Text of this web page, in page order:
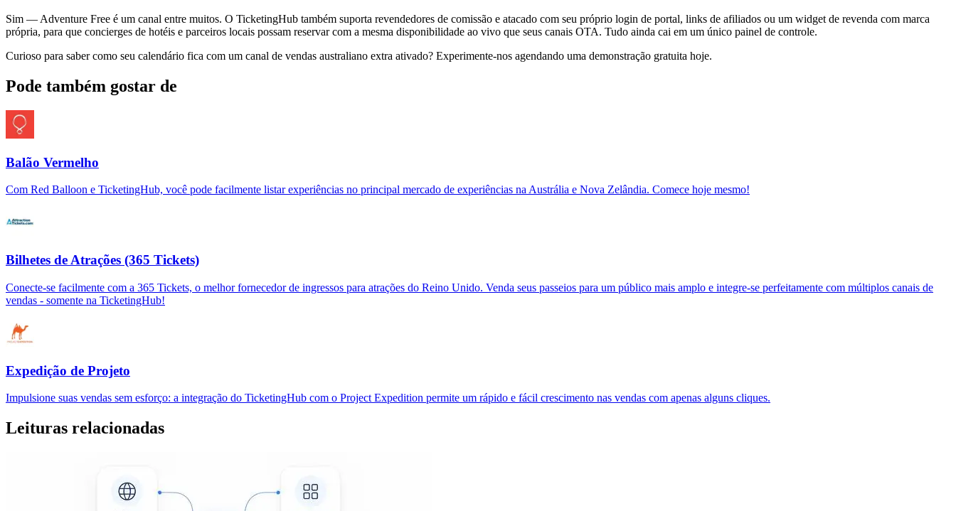
Sim — Adventure Free é um canal entre muitos. O TicketingHub também suporta revendedores de comissão e atacado com seu próprio login de portal, links de afiliados ou um widget de revenda com marca
própria, para que concierges de hotéis e parceiros locais possam reservar com a mesma disponibilidade ao vivo que seus canais OTA. Tudo ainda cai em um único painel de controle.
Curioso para saber como seu calendário fica com um canal de vendas australiano extra ativado? Experimente-nos agendando uma demonstração gratuita hoje.
Pode também gostar de
Balão Vermelho
Com Red Balloon e TicketingHub, você pode facilmente listar experiências no principal mercado de experiências na Austrália e Nova Zelândia. Comece hoje mesmo!
Bilhetes de Atrações (365 Tickets)
Conecte-se facilmente com a 365 Tickets, o melhor fornecedor de ingressos para atrações do Reino Unido. Venda seus passeios para um público mais amplo e integre-se perfeitamente com múltiplos canais de
vendas - somente na TicketingHub!
Expedição de Projeto
Impulsione suas vendas sem esforço: a integração do TicketingHub com o Project Expedition permite um rápido e fácil crescimento nas vendas com apenas alguns cliques.
Leituras relacionadas